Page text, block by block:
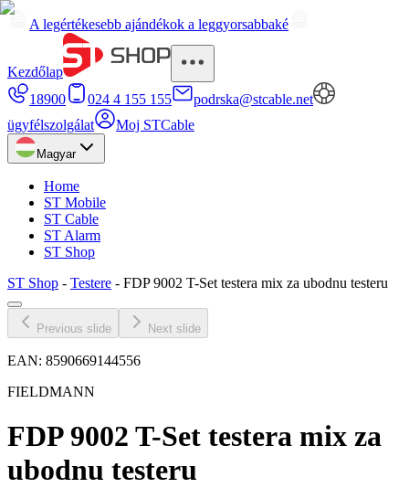
A legértékesebb ajándékok a leggyorsabbaké
Kezdőlap
18900
024 4 155 155
podrska@stcable.net
ügyfélszolgálat
Moj STCable
Magyar
Home
ST Mobile
ST Cable
ST Alarm
ST Shop
ST Shop - Testere - FDP 9002 T-Set testera mix za ubodnu testeru
Previous slide Next slide
EAN: 8590669144556
FIELDMANN
FDP 9002 T-Set testera mix za
ubodnu testeru